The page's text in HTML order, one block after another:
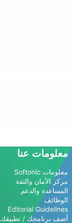
معلومات عنا
معلومات Softonic
مركز الأمان والثقة
المساعدة والدعم
الوظائف
Editorial Guidelines
أضف برنامجك / تطبيقك